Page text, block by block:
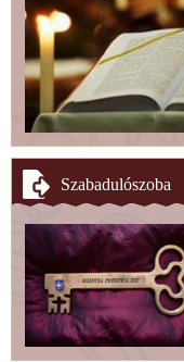
Szabadulószoba